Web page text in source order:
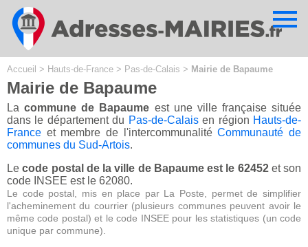
Accueil > Hauts-de-France > Pas-de-Calais > Mairie de Bapaume
Mairie de Bapaume
Lacommune de Bapaume est une ville française située
dans le département du Pas-de-Calaisen région Hauts-de-
France et membre de l'intercommunalitéCommunauté de
communes du Sud-Artois.
Lecode postal de la ville de Bapaume est le 62452et son
code INSEE est le 62080.
Le code postal, mis en place par La Poste, permet de simplifier
l'acheminement du courrier (plusieurs communes peuvent avoir le
même code postal) et le code INSEE pour les statistiques (un code
unique par commune).
Cookies management panel